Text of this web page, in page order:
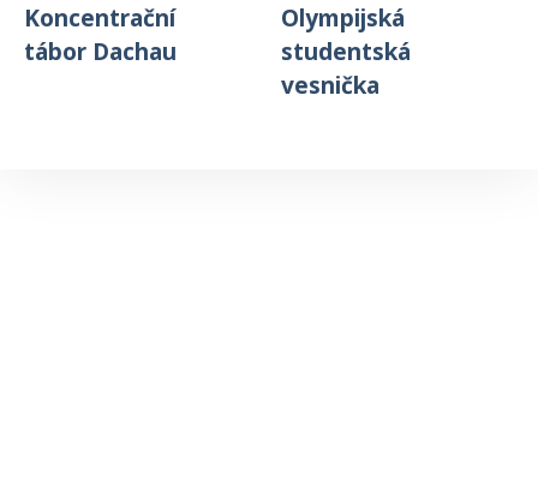
Koncentrační
tábor Dachau
Olympijská
studentská
vesnička